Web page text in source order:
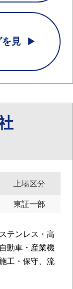
見
上場区分
東証一部
テンレス・高
動車・産業機
工・保守、流